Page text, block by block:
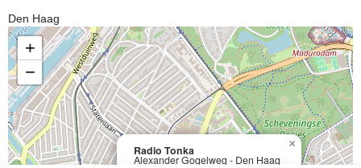
Den Haag
Radio Tonka
Alexander Gogelweg - Den Haag
×
+
−